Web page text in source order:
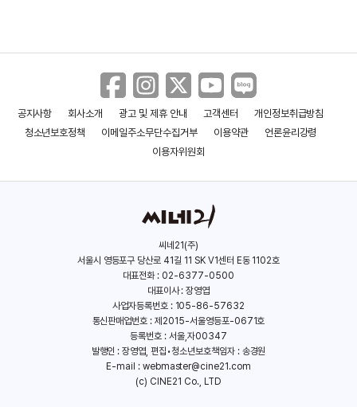
공지사항 회사소개 광고 및 제휴 안내 고객센터
개인정보취급방침
청소년보호정책
이메일주소무단수집거부 이용약관
언론윤리강령
이용자위원회
씨네21(주)
서울시 영등포구 당산로 41길 11 SK V1센터 E동 1102호
대표전화 : 02-6377-0500
대표이사 : 장영엽
사업자등록번호 : 105-86-57632
통신판매업번호 : 제2015-서울영등포-0671호
등록번호 : 서울,자00347
발행인 : 장영엽, 편집•청소년보호책임자 : 송경원
E-mail : webmaster@cine21.com
(c) CINE21 Co., LTD